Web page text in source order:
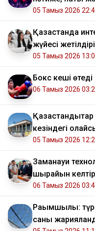
05 Тамыз 2026
Қазақстанда
жүйесі
05 Тамыз 2026
Бокс кеші өтеді
06 Тамыз 2026
кезіндегі
05 Тамыз 2026
Заманауи
шырайын
06 Тамыз 2026
Рақымшылық:
саны